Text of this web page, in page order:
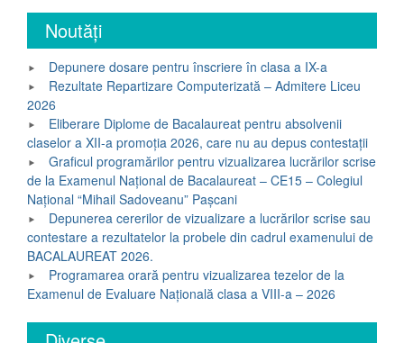
Noutăți
Depunere dosare pentru înscriere în clasa a IX-a
Rezultate Repartizare Computerizată – Admitere Liceu
2026
Eliberare Diplome de Bacalaureat pentru absolvenii
claselor a XII-a promoția 2026, care nu au depus contestații
Graficul programărilor pentru vizualizarea lucrărilor scrise
de la Examenul Național de Bacalaureat – CE15 – Colegiul
Național “Mihail Sadoveanu” Pașcani
Depunerea cererilor de vizualizare a lucrărilor scrise sau
contestare a rezultatelor la probele din cadrul examenului de
BACALAUREAT 2026.
Programarea orară pentru vizualizarea tezelor de la
Examenul de Evaluare Națională clasa a VIII-a – 2026